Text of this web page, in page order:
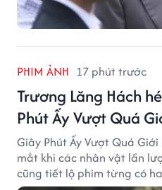
PHIM ẢNH 17 phút trước
Trương Lăng Hách
Phút Ấy Vượt Quá
Giây Phút Ấy Vượt Quá
mắt khi các nhân vật lần
cũng tiết lộ phim từng có